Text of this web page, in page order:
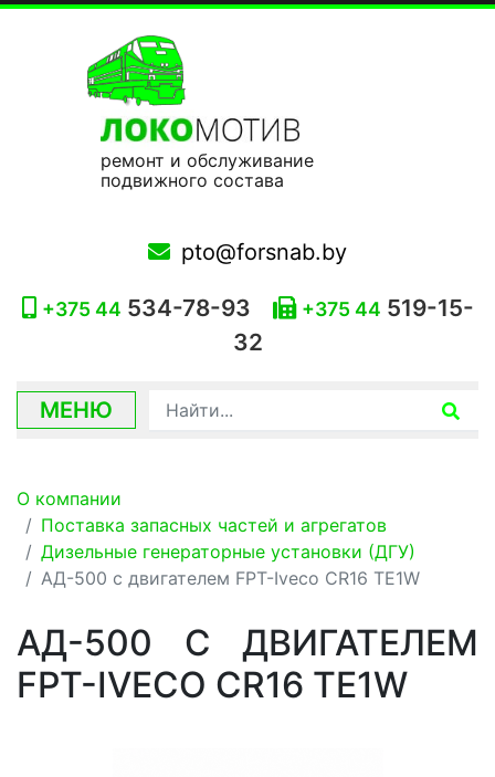
ремонт и обслуживание
подвижного состава
pto@forsnab.by
+375 44 534-78-93 +375 44 519-15-
32
МЕНЮ
О компании
Поставка запасных частей и агрегатов
Дизельные генераторные установки (ДГУ)
АД-500 с двигателем FPT-Iveco CR16 TE1W
АД-500 С ДВИГАТЕЛЕМ
FPT-IVECO CR16 TE1W